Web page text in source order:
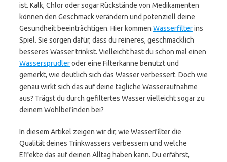
ist. Kalk, Chlor oder sogar Rückstände von Medikamenten
können den Geschmack verändern und potenziell deine
Gesundheit beeinträchtigen. Hier kommen Wasserfilterins
Spiel. Sie sorgen dafür, dass du reineres, geschmacklich
besseres Wasser trinkst. Vielleicht hast du schon mal einen
Wassersprudleroder eine Filterkanne benutzt und
gemerkt, wie deutlich sich das Wasser verbessert. Doch wie
genau wirkt sich das auf deine tägliche Wasseraufnahme
aus? Trägst du durch gefiltertes Wasser vielleicht sogar zu
deinem Wohlbefinden bei?
In diesem Artikel zeigen wir dir, wie Wasserfilter die
Qualität deines Trinkwassers verbessern und welche
Effekte das auf deinen Alltag haben kann. Du erfährst,